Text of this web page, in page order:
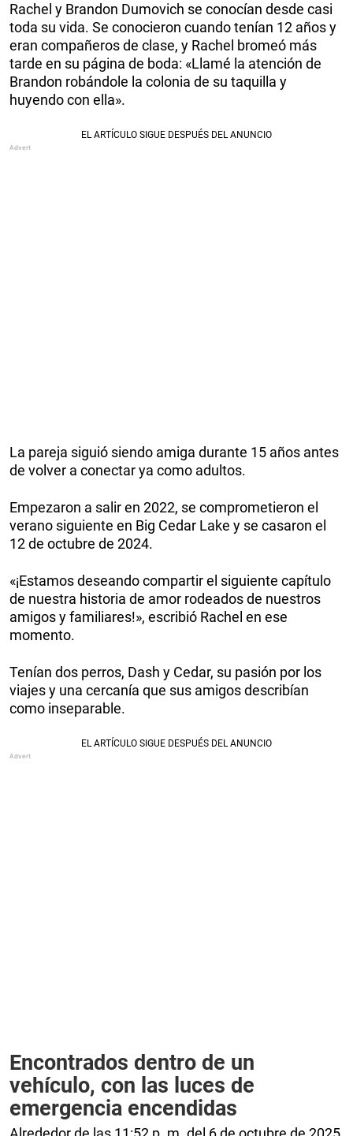
Rachel y Brandon Dumovich se conocían desde casi
toda su vida. Se conocieron cuando tenían 12 años y
eran compañeros de clase, y Rachel bromeó más
tarde en su página de boda: «Llamé la atención de
Brandon robándole la colonia de su taquilla y
huyendo con ella».
La pareja siguió siendo amiga durante 15 años antes
de volver a conectar ya como adultos.
Empezaron a salir en 2022, se comprometieron el
verano siguiente en Big Cedar Lake y se casaron el
12 de octubre de 2024.
«¡Estamos deseando compartir el siguiente capítulo
de nuestra historia de amor rodeados de nuestros
amigos y familiares!», escribió Rachel en ese
momento.
Tenían dos perros, Dash y Cedar, su pasión por los
viajes y una cercanía que sus amigos describían
como inseparable.
Encontrados dentro de un
vehículo, con las luces de
emergencia encendidas